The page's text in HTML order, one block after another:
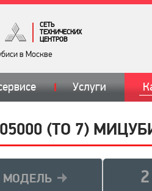
СЕТЬ
ТЕХНИЧЕСКИХ
ЦЕНТРОВ
в Москве
Услуги
(ТО 7)
МОДЕЛЬ 2